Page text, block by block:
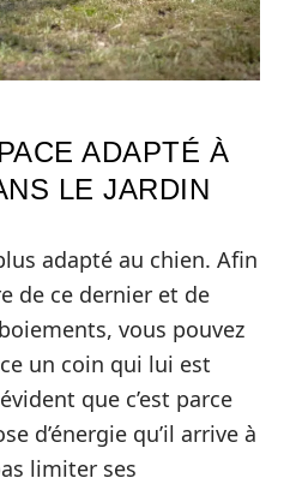
ADAPTÉ À
LE JARDIN
adapté au chien. Afin
de ce dernier et de
vous pouvez
un coin qui lui est
que c’est parce
d’énergie qu’il arrive à
limiter ses